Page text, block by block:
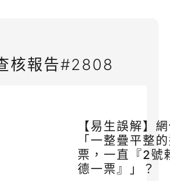
核報告#2808
【易生誤解】
「一整疊平整
票，一直『2號
德一票』」？